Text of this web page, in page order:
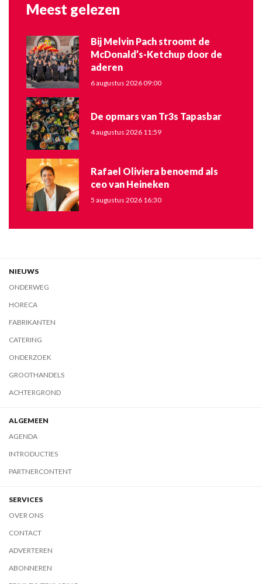
Meest gelezen
Bij Melvin Pach stroomt de
McDonald’s-Ketchup door de
aderen
6 augustus 2026 09:00
De opmars van Tr3s Tapasbar
4 augustus 2026 11:59
Rafael Oliviera benoemd als
ceo van Heineken
5 augustus 2026 16:30
NIEUWS
ONDERWEG
HORECA
FABRIKANTEN
CATERING
ONDERZOEK
GROOTHANDELS
ACHTERGROND
ALGEMEEN
AGENDA
INTRODUCTIES
PARTNERCONTENT
SERVICES
OVER ONS
CONTACT
ADVERTEREN
ABONNEREN